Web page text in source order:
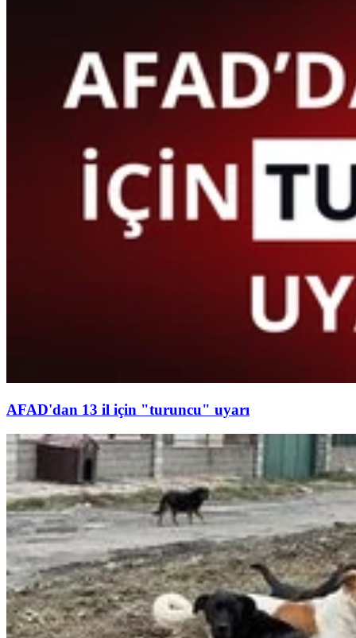
AFAD'dan 13 il için "turuncu" uyarı